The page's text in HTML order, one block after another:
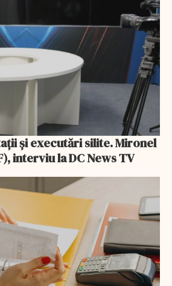
interviu la DC News TV